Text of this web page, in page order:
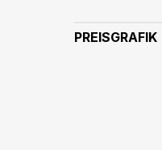
PREISGRAFIK